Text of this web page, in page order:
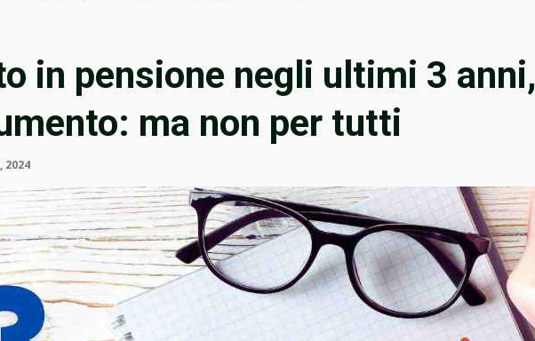
in pensione negli ultimi 3 anni,
ma non per tutti
2024